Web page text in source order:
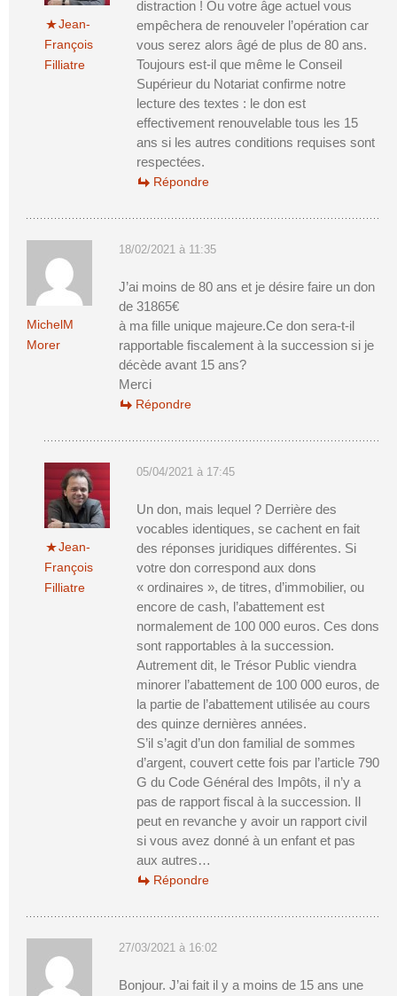
Jean-
François
Filliatre
distraction ! Ou votre âge actuel vous
empêchera de renouveler l’opération car
vous serez alors âgé de plus de 80 ans.
Toujours est-il que même le Conseil
Supérieur du Notariat confirme notre
lecture des textes : le don est
effectivement renouvelable tous les 15
ans si les autres conditions requises sont
respectées.
Répondre
MichelM
Morer
18/02/2021 à 11:35
J’ai moins de 80 ans et je désire faire un don
de 31865€
à ma fille unique majeure.Ce don sera-t-il
rapportable fiscalement à la succession si je
décède avant 15 ans?
Merci
Répondre
Jean-
François
Filliatre
05/04/2021 à 17:45
Un don, mais lequel ? Derrière des
vocables identiques, se cachent en fait
des réponses juridiques différentes. Si
votre don correspond aux dons
« ordinaires », de titres, d’immobilier, ou
encore de cash, l’abattement est
normalement de 100 000 euros. Ces dons
sont rapportables à la succession.
Autrement dit, le Trésor Public viendra
minorer l’abattement de 100 000 euros, de
la partie de l’abattement utilisée au cours
des quinze dernières années.
S’il s’agit d’un don familial de sommes
d’argent, couvert cette fois par l’article 790
G du Code Général des Impôts, il n’y a
pas de rapport fiscal à la succession. Il
peut en revanche y avoir un rapport civil
si vous avez donné à un enfant et pas
aux autres…
Répondre
27/03/2021 à 16:02
Bonjour. J’ai fait il y a moins de 15 ans une